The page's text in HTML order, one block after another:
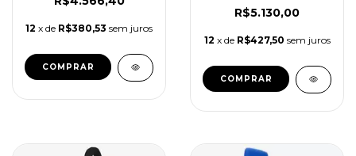
12 x de R$380,53 sem juros
COMPRAR
R$5.130,00
12 x de R$427,50 sem juros
COMPRAR